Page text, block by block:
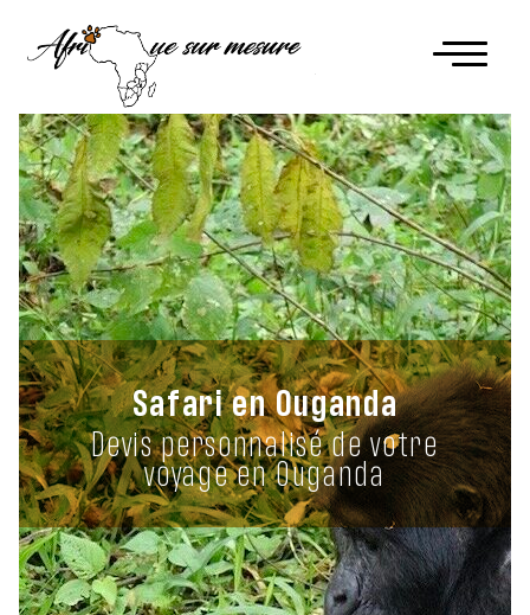
Safari en Ouganda
Devis personnalisé de votre
voyage en Ouganda